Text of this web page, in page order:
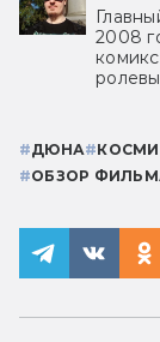
2008
#ДЮНА#
#ОБЗОР